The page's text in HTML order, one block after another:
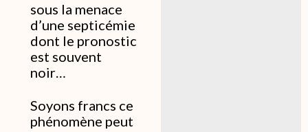
sous la menace
d’une septicémie
dont le pronostic
est souvent
noir…
Soyons francs ce
phénomène peut